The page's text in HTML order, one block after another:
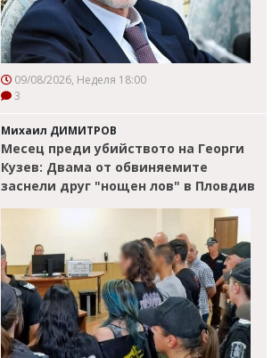
09/08/2026, Неделя 18:00
3
Михаил ДИМИТРОВ
Месец преди убийството на Георги
Кузев: Двама от обвиняемите
заснели друг "нощен лов" в Пловдив